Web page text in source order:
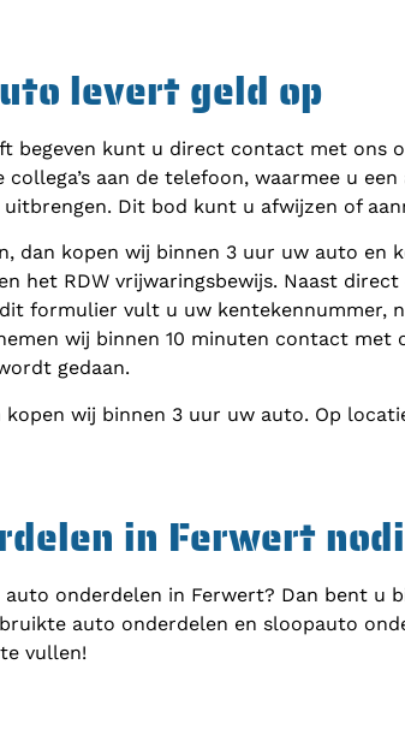
levert geld op
begeven kunt u direct contact met ons
collega’s aan de telefoon, waarmee u
Dit bod kunt u afwijzen of
dan kopen wij binnen 3 uur uw auto en
het RDW vrijwaringsbewijs. Naast
formulier vult u uw
wij binnen 10 minuten contact
gedaan.
kopen wij binnen 3 uur uw auto. Op
in Ferwert
onderdelen in Ferwert? Dan bent u
auto onderdelen en sloopauto
vullen!